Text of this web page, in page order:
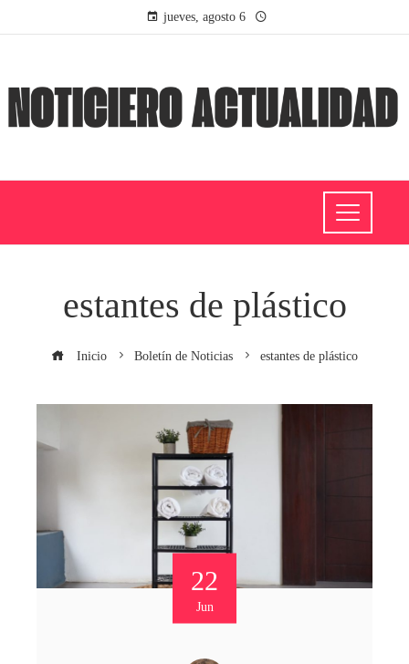
jueves, agosto 6
estantes de plástico
Inicio Boletín de Noticias estantes de plástico
22
Jun